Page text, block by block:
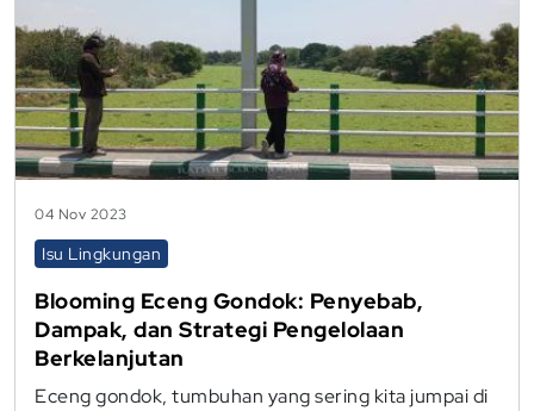
04 Nov 2023
Isu Lingkungan
Blooming Eceng Gondok: Penyebab,
Dampak, dan Strategi Pengelolaan
Berkelanjutan
Eceng gondok, tumbuhan yang sering kita jumpai di